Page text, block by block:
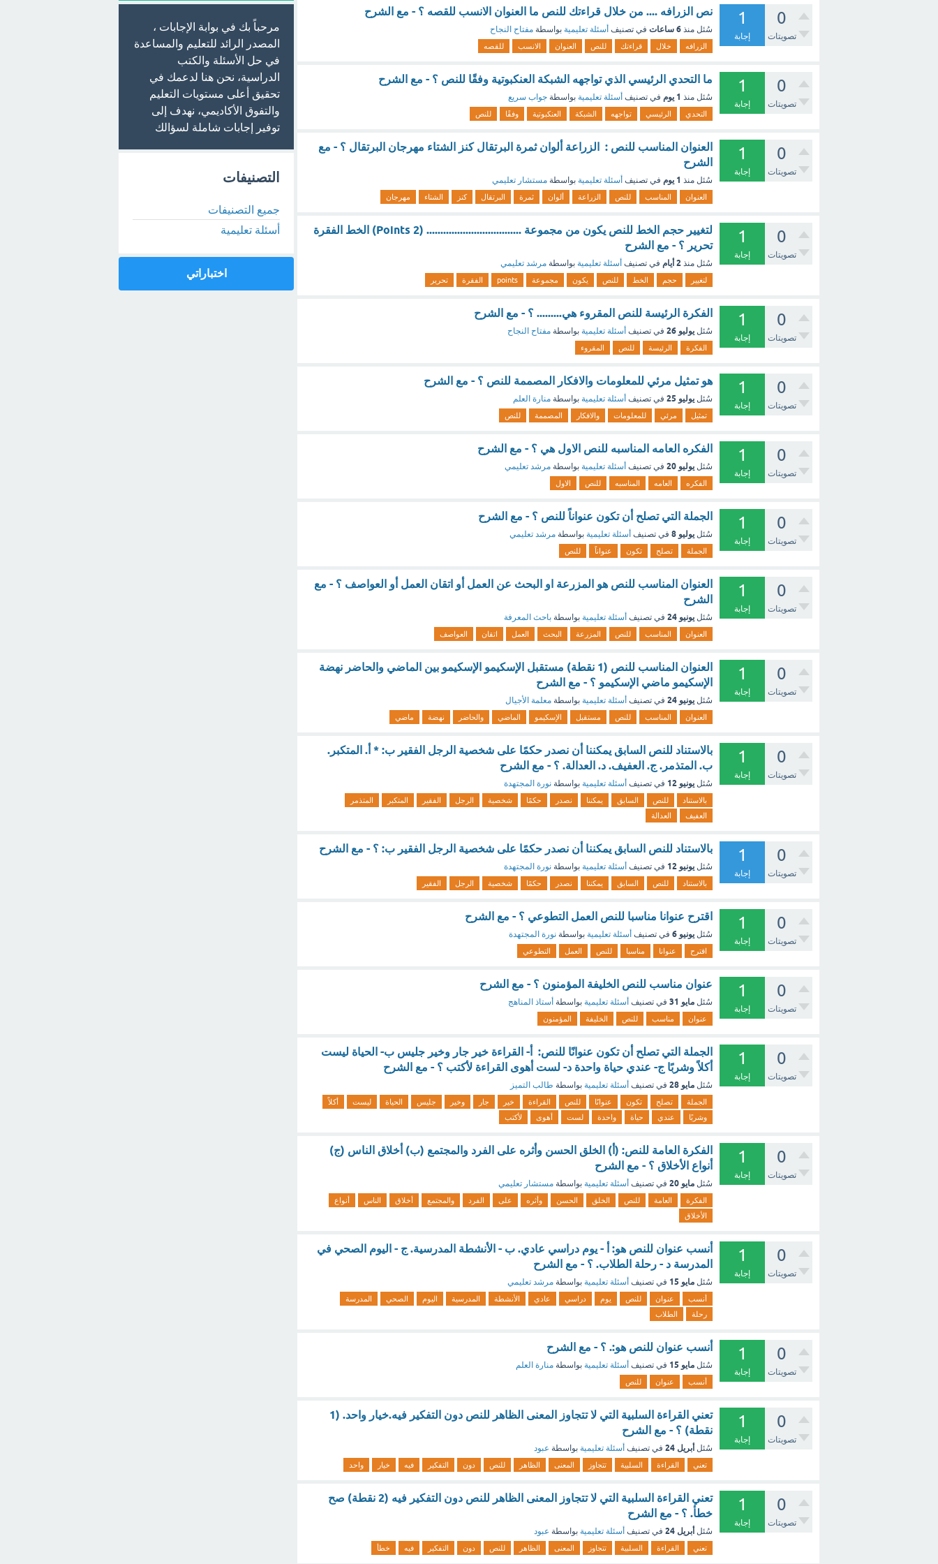
0
تصويتات
1
إجابة
نص الزرافه .... من خلال قراءتك للنص ما العنوان الانسب للقصه ؟ - مع الشرح
سُئل منذ 6 ساعات في تصنيف أسئلة تعليمية بواسطة مفتاح النجاح
الزرافه خلال قراءتك للنص العنوان الانسب للقصه
0
تصويتات
1
إجابة
ما التحدي الرئيسي الذي تواجهه الشبكة العنكبوتية وفقًا للنص ؟ - مع الشرح
سُئل منذ 1 يوم في تصنيف أسئلة تعليمية بواسطة جواب سريع
التحدي الرئيسي تواجهه الشبكة العنكبوتية وفقًا للنص
0
تصويتات
1
إجابة
العنوان المناسب للنص : الزراعة ألوان ثمرة البرتقال كنز الشتاء مهرجان البرتقال ؟ - مع
الشرح
سُئل منذ 1 يوم في تصنيف أسئلة تعليمية بواسطة مستشار تعليمي
العنوان المناسب للنص الزراعة ألوان ثمرة البرتقال كنز الشتاء مهرجان
0
تصويتات
1
إجابة
لتغيير حجم الخط للنص يكون من مجموعة .................................. (2 Points) الخط الفقرة
تحرير ؟ - مع الشرح
سُئل منذ 2 أيام في تصنيف أسئلة تعليمية بواسطة مرشد تعليمي
لتغيير حجم الخط للنص يكون مجموعة points الفقرة تحرير
0
تصويتات
1
إجابة
الفكرة الرئيسة للنص المقروء هي......... ؟ - مع الشرح
سُئل يوليو 26 في تصنيف أسئلة تعليمية بواسطة مفتاح النجاح
الفكرة الرئيسة للنص المقروء
0
تصويتات
1
إجابة
هو تمثيل مرئي للمعلومات والافكار المصممة للنص ؟ - مع الشرح
سُئل يوليو 25 في تصنيف أسئلة تعليمية بواسطة منارة العلم
تمثيل مرئي للمعلومات والافكار المصممة للنص
0
تصويتات
1
إجابة
الفكره العامه المناسبه للنص الاول هي ؟ - مع الشرح
سُئل يوليو 20 في تصنيف أسئلة تعليمية بواسطة مرشد تعليمي
الفكره العامه المناسبه للنص الاول
0
تصويتات
1
إجابة
الجملة التي تصلح أن تكون عنواناً للنص ؟ - مع الشرح
سُئل يوليو 8 في تصنيف أسئلة تعليمية بواسطة مرشد تعليمي
الجملة تصلح تكون عنواناً للنص
0
تصويتات
1
إجابة
العنوان المناسب للنص هو المزرعة او البحث عن العمل أو اتقان العمل أو العواصف ؟ - مع
الشرح
سُئل يونيو 24 في تصنيف أسئلة تعليمية بواسطة باحث المعرفة
العنوان المناسب للنص المزرعة البحث العمل اتقان العواصف
0
تصويتات
1
إجابة
العنوان المناسب للنص (1 نقطة) مستقبل الإسكيمو الإسكيمو بين الماضي والحاضر نهضة
الإسكيمو ماضي الإسكيمو ؟ - مع الشرح
سُئل يونيو 24 في تصنيف أسئلة تعليمية بواسطة معلمة الأجيال
العنوان المناسب للنص مستقبل الإسكيمو الماضي والحاضر نهضة ماضي
0
تصويتات
1
إجابة
بالاستناد للنص السابق يمكننا أن نصدر حكمًا على شخصية الرجل الفقير ب: * أ. المتكبر.
ب. المتذمر. ج. العفيف. د. العدالة. ؟ - مع الشرح
سُئل يونيو 12 في تصنيف أسئلة تعليمية بواسطة نورة المجتهدة
بالاستناد للنص السابق يمكننا نصدر حكمًا شخصية الرجل الفقير المتكبر
المتذمر
العفيف
العدالة
0
تصويتات
1
إجابة
بالاستناد للنص السابق يمكننا أن نصدر حكمًا على شخصية الرجل الفقير ب: ؟ - مع الشرح
سُئل يونيو 12 في تصنيف أسئلة تعليمية بواسطة نورة المجتهدة
بالاستناد للنص السابق يمكننا نصدر حكمًا شخصية الرجل الفقير
0
تصويتات
1
إجابة
اقترح عنوانا مناسبا للنص العمل التطوعي ؟ - مع الشرح
سُئل يونيو 6 في تصنيف أسئلة تعليمية بواسطة نورة المجتهدة
اقترح عنوانا مناسبا للنص العمل التطوعي
0
تصويتات
1
إجابة
عنوان مناسب للنص الخليفة المؤمنون ؟ - مع الشرح
سُئل مايو 31 في تصنيف أسئلة تعليمية بواسطة أستاذ المناهج
عنوان مناسب للنص الخليفة المؤمنون
0
تصويتات
1
إجابة
الجملة التي تصلح أن تكون عنوانًا للنص: أ- القراءة خير جار وخير جليس ب- الحياة ليست
أكلاً وشربًا ج- عندي حياة واحدة د- لست أهوى القراءة لأكتب ؟ - مع الشرح
سُئل مايو 28 في تصنيف أسئلة تعليمية بواسطة طالب التميز
الجملة تصلح تكون عنوانًا للنص القراءة خير جار وخير جليس الحياة ليست
أكلاً
وشربًا
عندي حياة واحدة لست أهوى لأكتب
0
تصويتات
1
إجابة
الفكرة العامة للنص: (أ) الخلق الحسن وأثره على الفرد والمجتمع (ب) أخلاق الناس (ج)
أنواع الأخلاق ؟ - مع الشرح
سُئل مايو 20 في تصنيف أسئلة تعليمية بواسطة مستشار تعليمي
الفكرة العامة للنص الخلق الحسن وأثره على الفرد والمجتمع أخلاق الناس
أنواع
الأخلاق
0
تصويتات
1
إجابة
أنسب عنوان للنص هو: أ - يوم دراسي عادي. ب - الأنشطة المدرسية. ج - اليوم الصحي في
المدرسة د - رحلة الطلاب. ؟ - مع الشرح
سُئل مايو 15 في تصنيف أسئلة تعليمية بواسطة مرشد تعليمي
أنسب عنوان للنص يوم دراسي عادي الأنشطة المدرسية اليوم الصحي
المدرسة
رحلة
الطلاب
0
تصويتات
1
إجابة
أنسب عنوان للنص هو:. ؟ - مع الشرح
سُئل مايو 15 في تصنيف أسئلة تعليمية بواسطة منارة العلم
أنسب عنوان للنص
0
تصويتات
1
إجابة
تعني القراءة السلبية التي لا تتجاوز المعنى الظاهر للنص دون التفكير فيه.خيار واحد. (1
نقطة) ؟ - مع الشرح
سُئل أبريل 24 في تصنيف أسئلة تعليمية بواسطة عبود
تعني القراءة السلبية تتجاوز المعنى الظاهر للنص دون التفكير فيه خيار واحد
0
تصويتات
1
إجابة
تعني القراءة السلبية التي لا تتجاوز المعنى الظاهر للنص دون التفكير فيه (2 نقطة) صح
خطأ. ؟ - مع الشرح
سُئل أبريل 24 في تصنيف أسئلة تعليمية بواسطة عبود
تعني القراءة السلبية تتجاوز المعنى الظاهر للنص دون التفكير فيه خطأ
مرحباً بك في بوابة الإجابات ،
المصدر الرائد للتعليم والمساعدة
في حل الأسئلة والكتب
الدراسية، نحن هنا لدعمك في
تحقيق أعلى مستويات التعليم
والتفوق الأكاديمي، نهدف إلى
توفير إجابات شاملة لسؤالك
التصنيفات
جميع التصنيفات
أسئلة تعليمية
اختباراتي